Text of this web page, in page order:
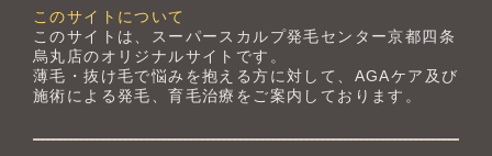
このサイトについて
このサイトは、スーパースカルプ発毛センター京都四条
烏丸店のオリジナルサイトです。
薄毛・抜け毛で悩みを抱える方に対して、AGAケア及び
施術による発毛、育毛治療をご案内しております。